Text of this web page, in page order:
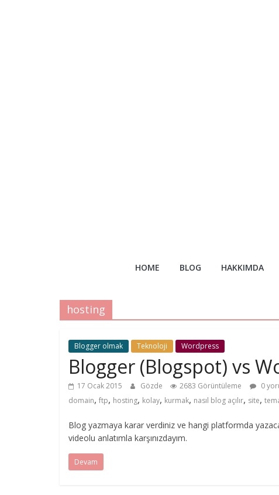
HOME BLOG HAKKIMDA
hosting
Blogger olmak Teknoloji Wordpress
Blogger (Blogspot) vs
17 Ocak 2015 Gözde 2683 Görüntüleme 0
domain, ftp, hosting, kolay, kurmak, nasıl blog açılır, site,
Blog yazmaya karar verdiniz ve hangi platformda
videolu anlatımla karşınızdayım.
Devam